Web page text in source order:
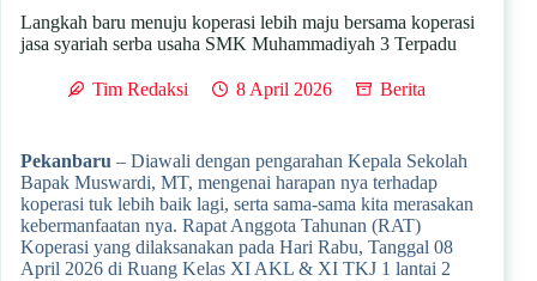
Langkah baru menuju koperasi lebih maju bersama koperasi
jasa syariah serba usaha SMK Muhammadiyah 3 Terpadu
Tim Redaksi 8 April 2026 Berita
Pekanbaru – Diawali dengan pengarahan Kepala Sekolah
Bapak Muswardi, MT, mengenai harapan nya terhadap
koperasi tuk lebih baik lagi, serta sama-sama kita merasakan
kebermanfaatan nya. Rapat Anggota Tahunan (RAT)
Koperasi yang dilaksanakan pada Hari Rabu, Tanggal 08
April 2026 di Ruang Kelas XI AKL & XI TKJ 1 lantai 2